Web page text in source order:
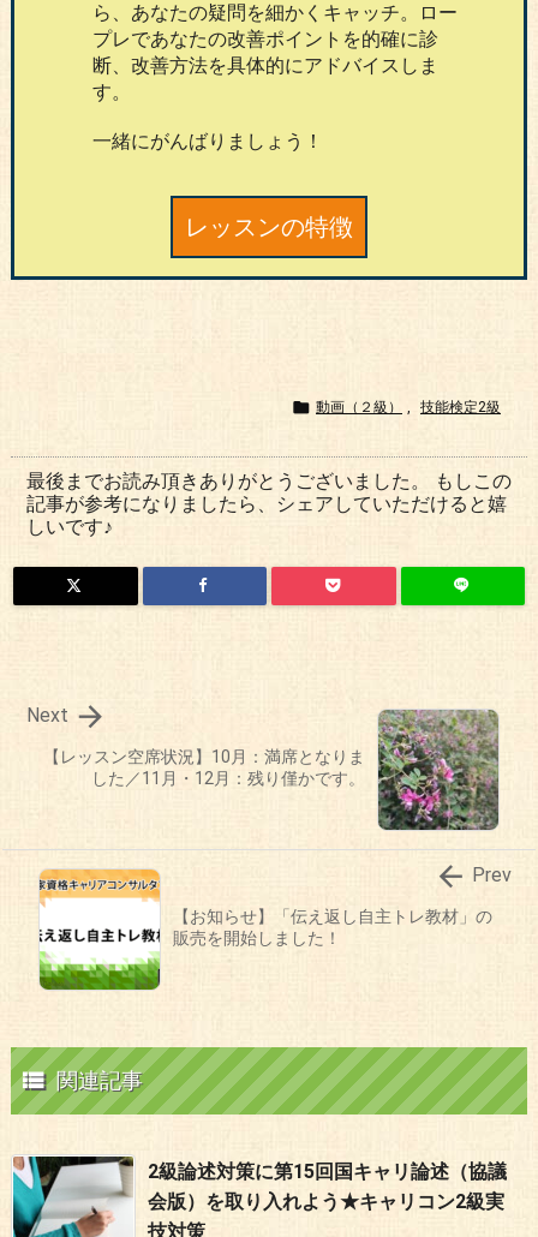
ら、あなたの疑問を細かくキャッチ。ロー
プレであなたの改善ポイントを的確に診
断、改善方法を具体的にアドバイスしま
す。
一緒にがんばりましょう！
レッスンの特徴
 動画（２級） , 技能検定2級
最後までお読み頂きありがとうございました。 もしこの
記事が参考になりましたら、シェアしていただけると嬉
しいです♪
【レッスン空席状況】10月：満席となりま
した／11月・12月：残り僅かです。

Next
【お知らせ】「伝え返し自主トレ教材」の
販売を開始しました！
 Prev
 関連記事
2級論述対策に第15回国キャリ論述（協議
会版）を取り入れよう★キャリコン2級実
技対策